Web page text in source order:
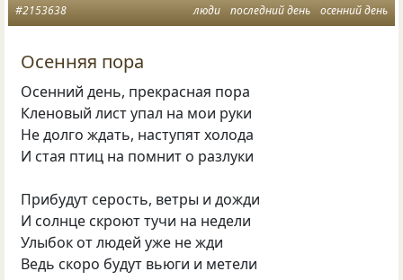
люди последний день осенний день
#2153638
Осенняя пора
Осенний день, прекрасная пора
Кленовый лист упал на мои руки
Не долго ждать, наступят холода
И стая птиц на помнит о разлуки
Прибудут серость, ветры и дожди
И солнце скроют тучи на недели
Улыбок от людей уже не жди
Ведь скоро будут вьюги и метели